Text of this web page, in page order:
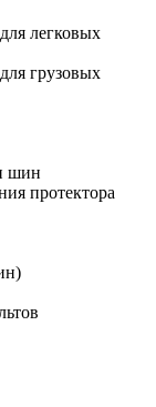
легковых
грузовых
шин
протектора